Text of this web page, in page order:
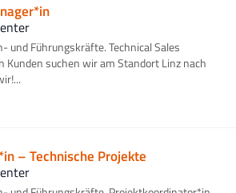
und Führungskräfte. Technical Sales
Kunden suchen wir am Standort Linz nach
– Technische Projekte